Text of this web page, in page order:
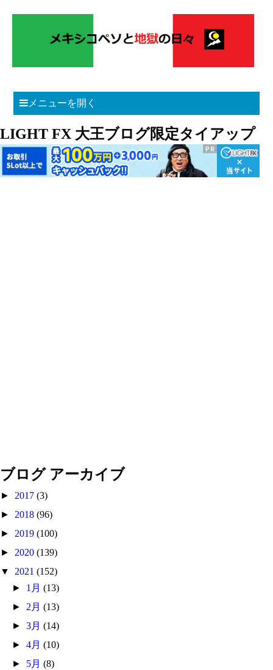
メニューを開く
LIGHT FX 大王ブログ限定タイアップ
ブログ アーカイブ
► 2017 (3)
► 2018 (96)
► 2019 (100)
► 2020 (139)
▼ 2021 (152)
► 1月(13)
► 2月(13)
►3月(14)
►4月(10)
► 5月(8)